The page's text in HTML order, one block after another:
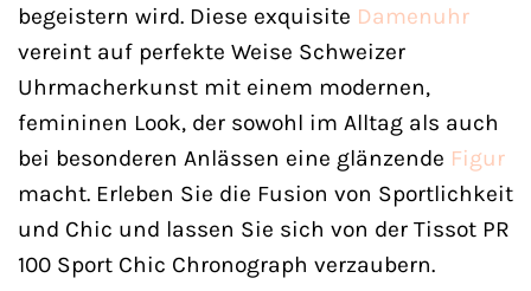
begeistern wird. Diese exquisite Damenuhr
vereint auf perfekte Weise Schweizer
Uhrmacherkunst mit einem modernen,
femininen Look, der sowohl im Alltag als auch
bei besonderen Anlässen eine glänzende Figur
macht. Erleben Sie die Fusion von Sportlichkeit
und Chic und lassen Sie sich von der Tissot PR
100 Sport Chic Chronograph verzaubern.